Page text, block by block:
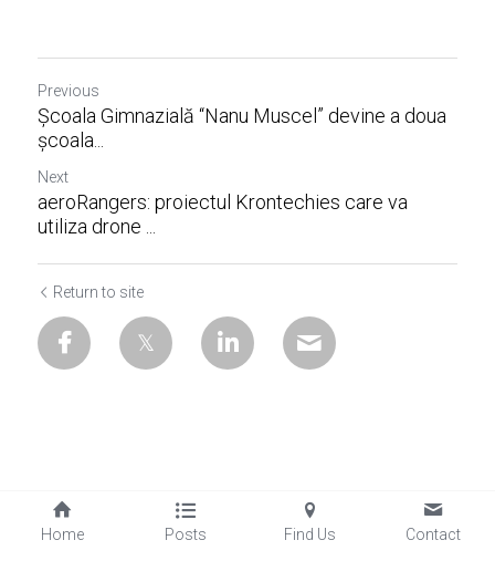
Previous
Școala Gimnazială “Nanu Muscel” devine a doua
școala...
Next
aeroRangers: proiectul Krontechies care va
utiliza drone ...
Return to site
Home Posts Find Us Contact